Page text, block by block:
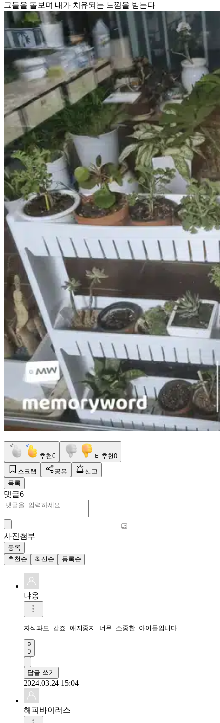
그들을 돌보며 내가 치유되는 느낌을 받는다
추천0 비추천0
스크랩 공유
신고
목록
댓글6
사진첨부
등록
추천순
최신순 등록순
냐옹
자식과도 같죠 애지중지 너무 소중한 아이들입니다
0
답글 쓰기
2024.03.24 15:04
해피바이러스